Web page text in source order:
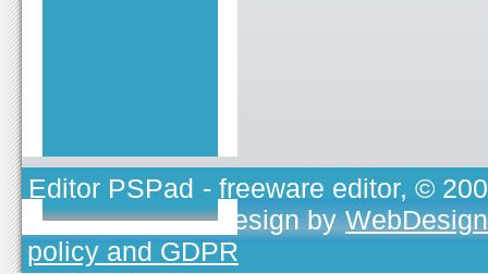
Editor PSPad - freeware editor, ©
TOJEONO.CZ, design by
policy and GDPR